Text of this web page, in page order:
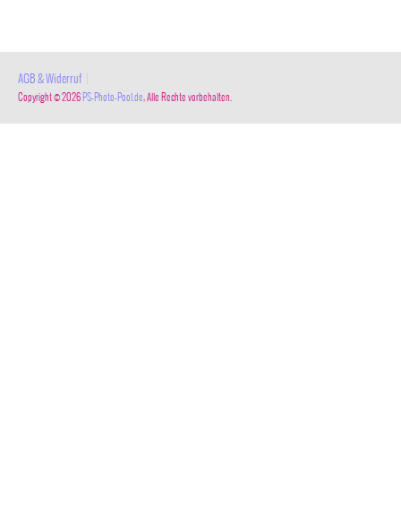
AGB & Widerruf
Copyright © 2026 PS-Photo-Pool.de, Alle Rechte vorbehalten.